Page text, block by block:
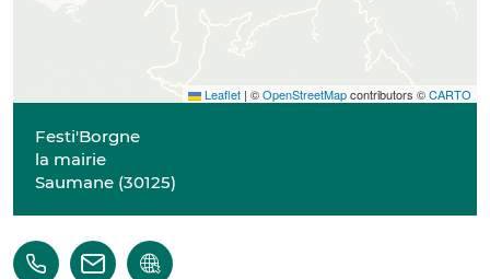
Leaflet | ©OpenStreetMapcontributors ©CARTO
Festi'Borgne
la mairie
Saumane (30125)